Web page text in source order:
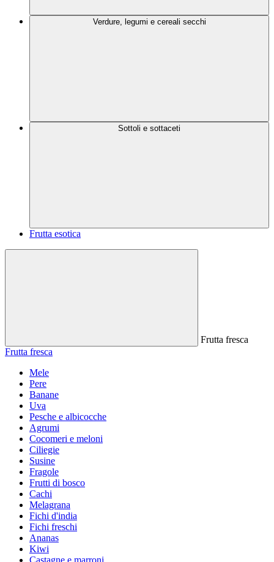
Verdure, legumi e cereali secchi
Sottoli e sottaceti
Frutta esotica
Frutta fresca
Frutta fresca
Mele
Pere
Banane
Uva
Pesche e albicocche
Agrumi
Cocomeri e meloni
Ciliegie
Susine
Fragole
Frutti di bosco
Cachi
Melagrana
Fichi d'india
Fichi freschi
Ananas
Kiwi
Castagne e marroni